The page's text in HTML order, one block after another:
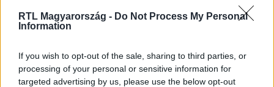
RTL Magyarország - Do Not Process My Personal
Information
If you wish to opt-out of the sale, sharing to third parties, or
processing of your personal or sensitive information for
targeted advertising by us, please use the below opt-out
Itt állítsd be, hogy az RTL.hu az elsők között
legyen a Google-találatokban!